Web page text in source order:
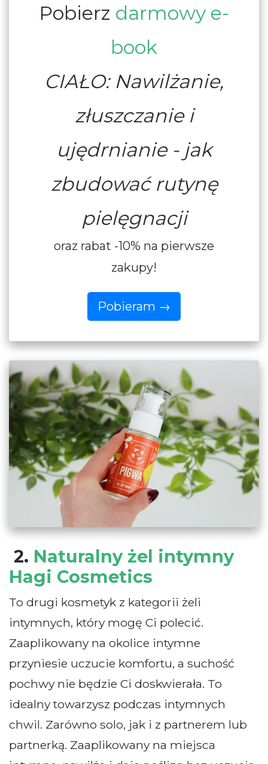
Pobierz darmowy e-
book
CIAŁO: Nawilżanie,
złuszczanie i
ujędrnianie - jak
zbudować rutynę
pielęgnacji
oraz rabat -10% na pierwsze
zakupy!
Pobieram →
2. Naturalny żel intymny
Hagi Cosmetics
To drugi kosmetyk z kategorii żeli
intymnych, który mogę Ci polecić.
Zaaplikowany na okolice intymne
przyniesie uczucie komfortu, a suchość
pochwy nie będzie Ci doskwierała. To
idealny towarzysz podczas intymnych
chwil. Zarówno solo, jak i z partnerem lub
partnerką. Zaaplikowany na miejsca